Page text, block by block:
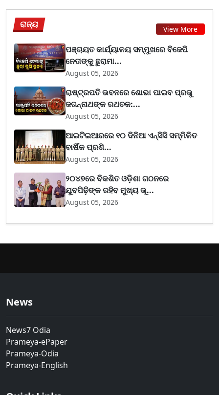
ରାଜ୍ୟ View More
ପଞ୍ଚାୟତ କାର୍ଯ୍ୟାଳୟ ସମ୍ମୁଖରେ ବିଜେପି
ନେତାଙ୍କୁ ଛୁରାମା...
August 05, 2026
ରାଷ୍ଟ୍ରପତି ଭବନରେ ଶୋଭା ପାଇବ ପ୍ରଭୁ
ଜଗନ୍ନାଥଙ୍କ ରଥଚକ:...
August 05, 2026
ଆଇଟିଇଆରରେ ୧୦ ଦିନିଆ ଏନ୍‌ସିସି ସମ୍ମିଳିତ
ବାର୍ଷିକ ପ୍ରଶି...
August 05, 2026
୨୦୪୭ରେ ବିକଶିତ ଓଡ଼ିଶା ଗଠନରେ
ଯୁବପିଢ଼ିଙ୍କ ରହିବ ମୁଖ୍ୟ ଭୂ...
August 05, 2026
News
News7 Odia
Prameya-ePaper
Prameya-Odia
Prameya-English